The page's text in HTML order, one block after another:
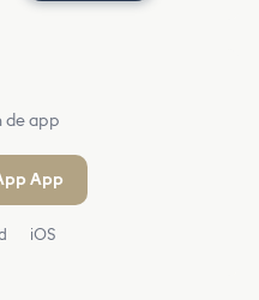
de app
App
iOS